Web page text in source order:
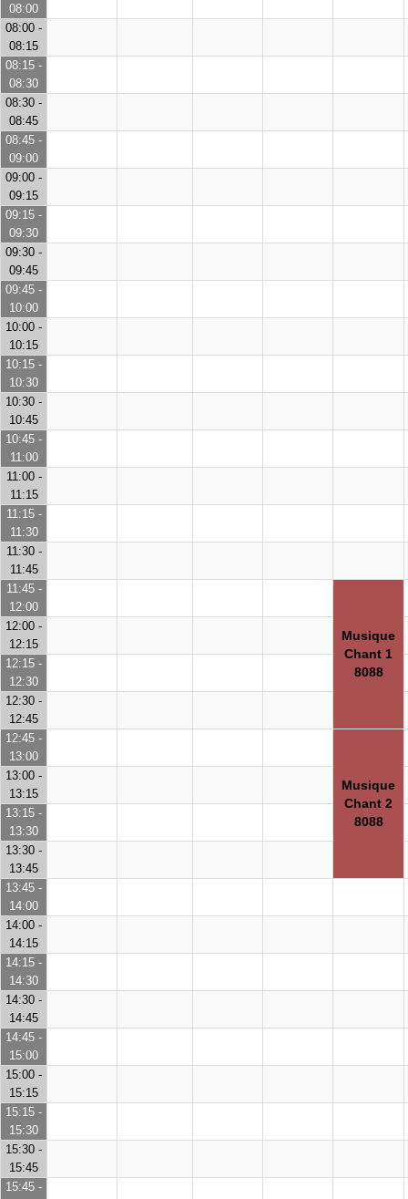
08:00
08:00 -
08:15
08:15 -
08:30
08:30 -
08:45
08:45 -
09:00
09:00 -
09:15
09:15 -
09:30
09:30 -
09:45
09:45 -
10:00
10:00 -
10:15
10:15 -
10:30
10:30 -
10:45
10:45 -
11:00
11:00 -
11:15
11:15 -
11:30
11:30 -
11:45
11:45 -
12:00
Musique
Chant 1
8088
12:00 -
12:15
12:15 -
12:30
12:30 -
12:45
12:45 -
13:00
Musique
Chant 2
8088
13:00 -
13:15
13:15 -
13:30
13:30 -
13:45
13:45 -
14:00
14:00 -
14:15
14:15 -
14:30
14:30 -
14:45
14:45 -
15:00
15:00 -
15:15
15:15 -
15:30
15:30 -
15:45
15:45 -